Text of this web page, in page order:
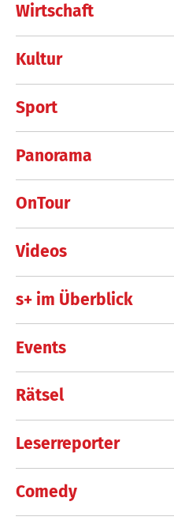
Wirtschaft
Kultur
Sport
Panorama
OnTour
Videos
s+ im Überblick
Events
Rätsel
Leserreporter
Comedy